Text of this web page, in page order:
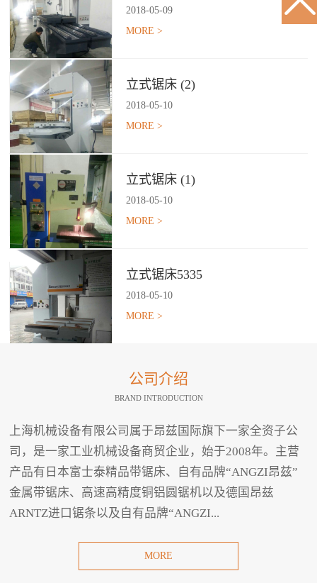
2018-05-09
MORE >
立式锯床 (2)
2018-05-10
MORE >
立式锯床 (1)
2018-05-10
MORE >
立式锯床5335
2018-05-10
MORE >
公司介绍
BRAND INTRODUCTION
上海机械设备有限公司属于昂兹国际旗下一家全资子公
司，是一家工业机械设备商贸企业，始于2008年。主营
产品有日本富士泰精品带锯床、自有品牌“ANGZI昂兹”
金属带锯床、高速高精度铜铝圆锯机以及德国昂兹
ARNTZ进口锯条以及自有品牌“ANGZI...
MORE